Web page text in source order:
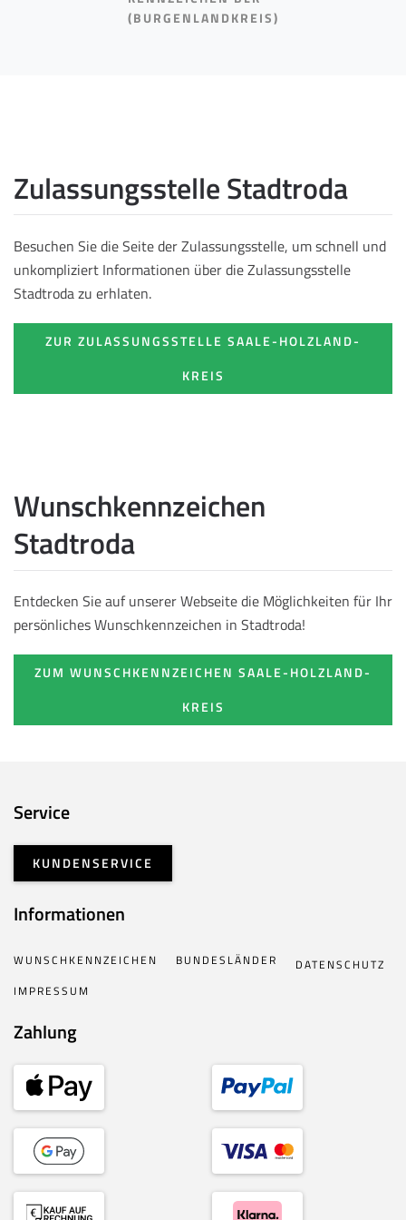
(BURGENLANDKREIS)
Zulassungsstelle Stadtroda
Besuchen Sie die Seite der Zulassungsstelle, um schnell und
unkompliziert Informationen über die Zulassungsstelle
Stadtroda zu erhlaten.
ZUR ZULASSUNGSSTELLE SAALE-HOLZLAND-
KREIS
Wunschkennzeichen
Stadtroda
Entdecken Sie auf unserer Webseite die Möglichkeiten für Ihr
persönliches Wunschkennzeichen in Stadtroda!
ZUM WUNSCHKENNZEICHEN SAALE-HOLZLAND-
KREIS
Service
KUNDENSERVICE
Informationen
WUNSCHKENNZEICHEN BUNDESLÄNDER
DATENSCHUTZ
IMPRESSUM
Zahlung